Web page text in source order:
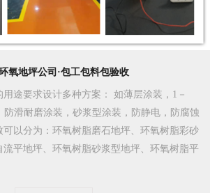
氧地坪公司·包工包料包验收
途要求设计多种方案 ： 如薄层涂装，1－
防滑耐磨涂装，砂浆型涂装，防静电，防腐蚀
以分为：环氧树脂磨石地坪、环氧树脂彩砂
平地坪、环氧树脂砂浆型地坪、环氧树脂平